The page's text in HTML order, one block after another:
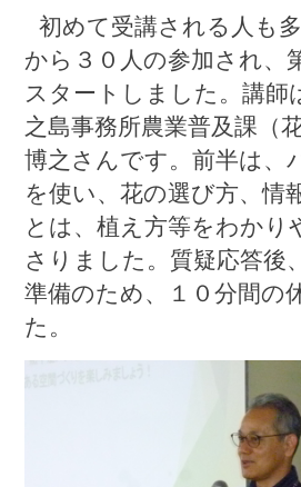
初めて受講される人も
から３０人の参加され、
スタートしました。講師
之島事務所農業普及課（
博之さんです。前半は、
を使い、花の選び方、情
とは、植え方等をわかり
さりました。質疑応答後
準備のため、１０分間の
た。